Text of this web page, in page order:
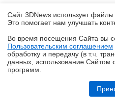
Обзор и тест системы
ARGB с 4,5-дюймовым экраном
принципу 2n Antialiasing.
Сайт 3DNews использует файлы
Это помогает нам улучшать
Во время посещения Cайта вы
Пользовательским соглашением
обработку и передачу (в т.ч.
данных, использование Cайтом
программ.